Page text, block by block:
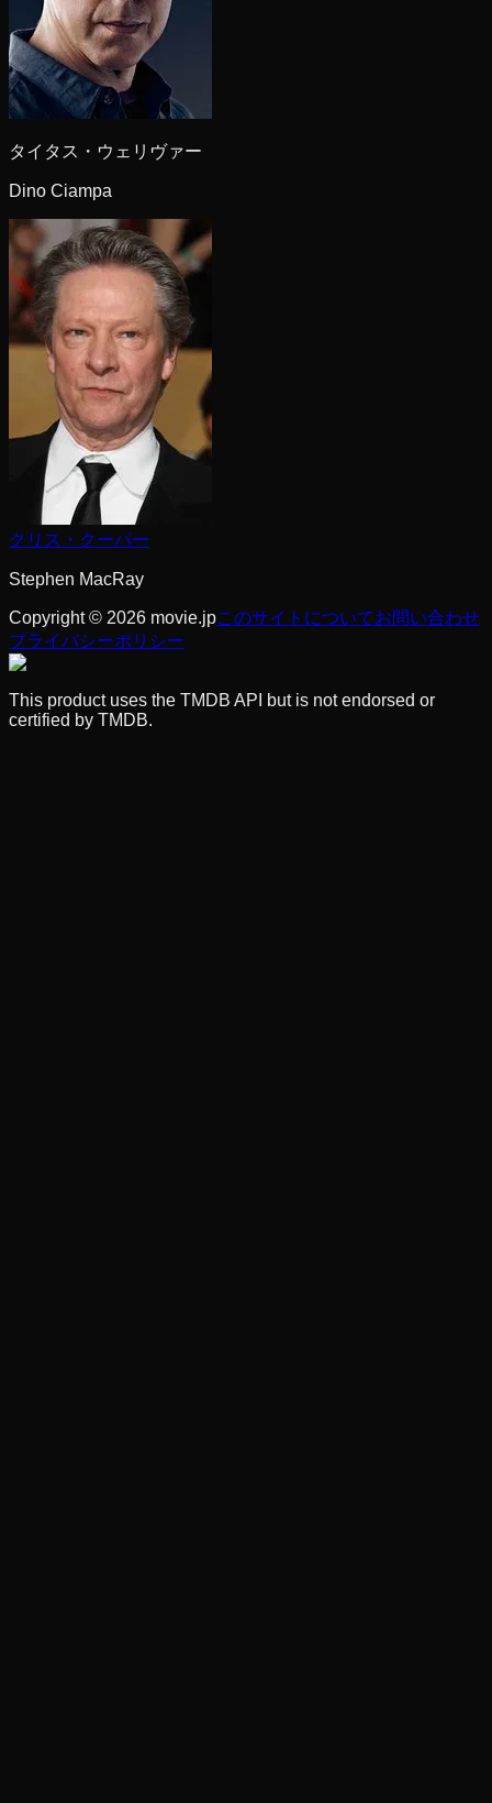
タイタス・ウェリヴァー
Dino Ciampa
クリス・クーパー
Stephen MacRay
Copyright © 2026 movie.jpこのサイトについてお問い合わせ
プライバシーポリシー
This product uses the TMDB API but is not endorsed or
certified by TMDB.